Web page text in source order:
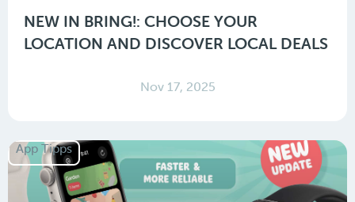
NEW IN BRING!: CHOOSE YOUR
LOCATION AND DISCOVER LOCAL DEALS
Nov 17, 2025
App Tipps